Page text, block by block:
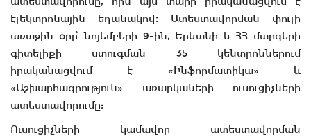
էլեկտրոնային եղանակով։ Ատեստավորման փուլի
առաջին օրը՝ նոյեմբերի 9-ին, Երևանի և ՀՀ մարզերի
գիտելիքի ստուգման 35 կենտրոններում
իրականացվում է «Ինֆորմատիկա» և
«Աշխարհագրություն» առարկաների ուսուցիչների
ատեստավորումը:
Ուսուցիչների կամավոր ատեստավորման